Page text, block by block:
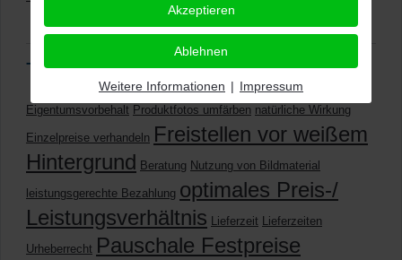
Tags
Eigentumsvorbehalt Produktfotos umfärben natürliche Wirkung
Einzelpreise verhandeln Freistellen vor weißem
Hintergrund Beratung Nutzung von Bildmaterial
leistungsgerechte Bezahlung optimales Preis-/
Leistungsverhältnis Lieferzeit Lieferzeiten
Urheberrecht Pauschale Festpreise
Akzeptieren
Ablehnen
Weitere Informationen | Impressum